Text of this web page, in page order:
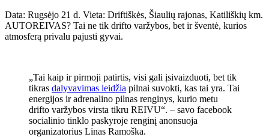
Data: Rugsėjo 21 d. Vieta: Driftiškės, Šiaulių rajonas, Katiliškių km.
AUTOREIVAS? Tai ne tik drifto varžybos, bet ir šventė, kurios
atmosferą privalu pajusti gyvai.
„Tai kaip ir pirmoji patirtis, visi gali įsivaizduoti, bet tik
tikras dalyvavimas leidžia pilnai suvokti, kas tai yra. Tai
energijos ir adrenalino pilnas renginys, kurio metu
drifto varžybos virsta tikru REIVU“. – savo facebook
socialinio tinklo paskyroje renginį anonsuoja
organizatorius Linas Ramoška.